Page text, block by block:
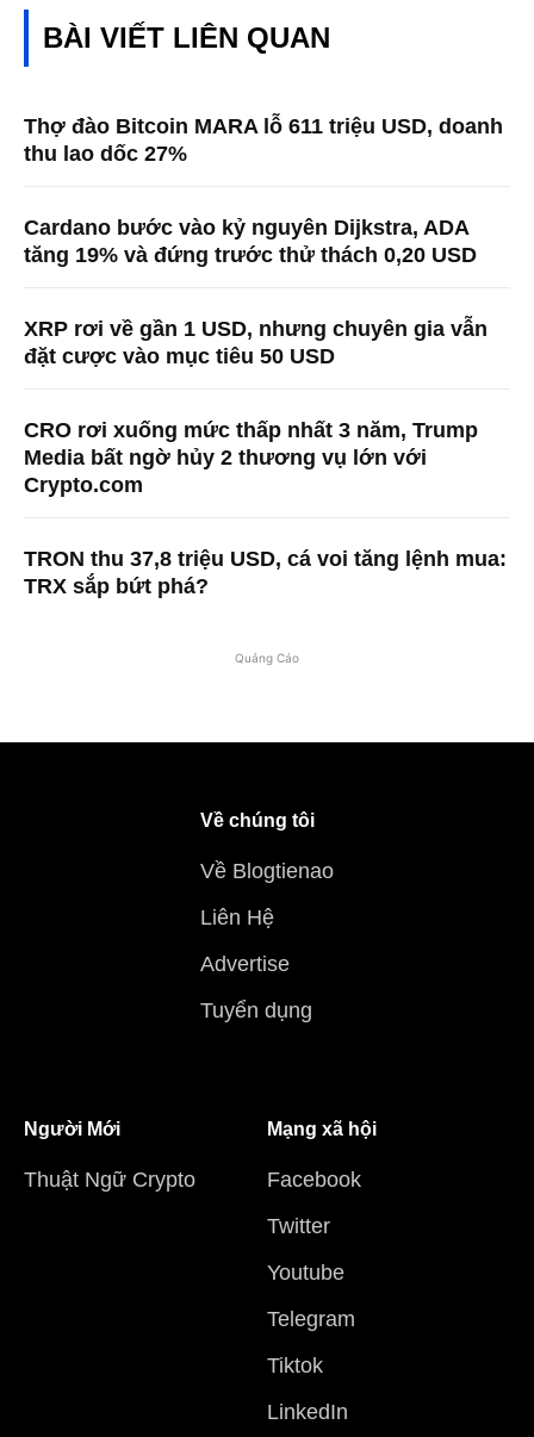
BÀI VIẾT LIÊN QUAN
Thợ đào Bitcoin MARA lỗ 611 triệu USD, doanh
thu lao dốc 27%
Cardano bước vào kỷ nguyên Dijkstra, ADA
tăng 19% và đứng trước thử thách 0,20 USD
XRP rơi về gần 1 USD, nhưng chuyên gia vẫn
đặt cược vào mục tiêu 50 USD
CRO rơi xuống mức thấp nhất 3 năm, Trump
Media bất ngờ hủy 2 thương vụ lớn với
Crypto.com
TRON thu 37,8 triệu USD, cá voi tăng lệnh mua:
TRX sắp bứt phá?
Quảng Cáo
Về chúng tôi
Về Blogtienao
Liên Hệ
Advertise
Tuyển dụng
Người Mới
Thuật Ngữ Crypto
Mạng xã hội
Facebook
Twitter
Youtube
Telegram
Tiktok
LinkedIn